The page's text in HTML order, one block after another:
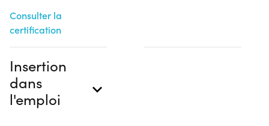
Consulter la
certification
Insertion
dans
l'emploi